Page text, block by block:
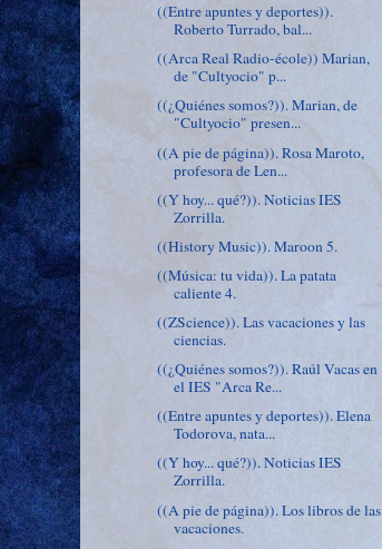
((Entre apuntes y deportes)).
Roberto Turrado, bal...
((Arca Real Radio-école)) Marian,
de "Cultyocio" p...
((¿Quiénes somos?)). Marian, de
"Cultyocio" presen...
((A pie de página)). Rosa Maroto,
profesora de Len...
((Y hoy... qué?)). Noticias IES
Zorrilla.
((History Music)). Maroon 5.
((Música: tu vida)). La patata
caliente 4.
((ZScience)). Las vacaciones y las
ciencias.
((¿Quiénes somos?)). Raúl Vacas en
el IES "Arca Re...
((Entre apuntes y deportes)). Elena
Todorova, nata...
((Y hoy... qué?)). Noticias IES
Zorrilla.
((A pie de página)). Los libros de las
vacaciones.